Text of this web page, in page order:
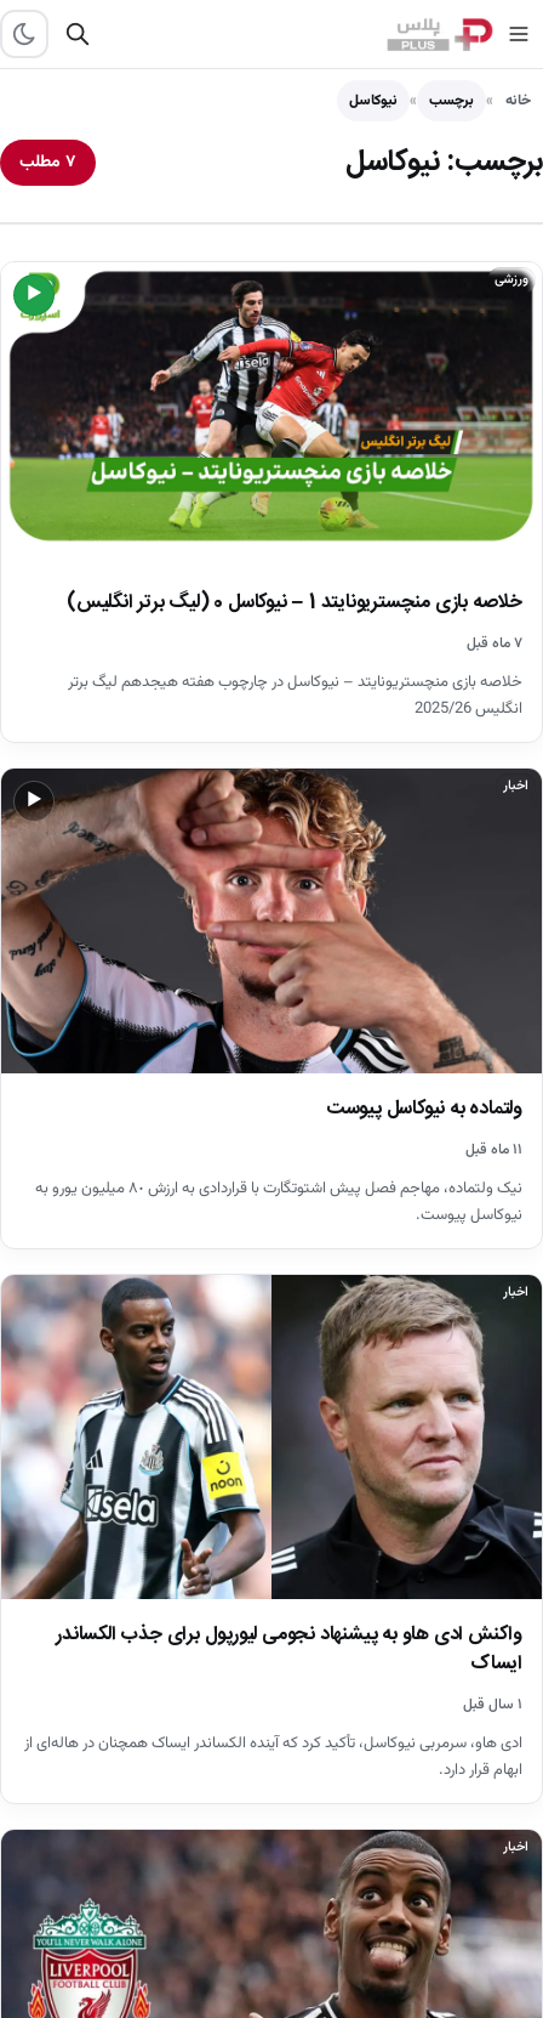
خانه برچسب نیوکاسل
برچسب:نیوکاسل ۷ مطلب
▶
ورزشی
خلاصه بازی منچستریونایتد 1 – نیوکاسل 0 (لیگ برتر انگلیس)
۷ ماه قبل
خلاصه بازی منچستریونایتد – نیوکاسل در چارچوب هفته هیجدهم لیگ برتر
انگلیس 2025/26
▶
اخبار
ولتماده به نیوکاسل پیوست
۱۱ ماه قبل
نیک ولتماده، مهاجم فصل پیش اشتوتگارت با قراردادی به ارزش ٨٠ میلیون یورو به
نیوکاسل پیوست.
اخبار
واکنش ادی هاو به پیشنهاد نجومی لیورپول برای جذب الکساندر
ایساک
۱ سال قبل
ادی هاو، سرمربی نیوکاسل، تأکید کرد که آینده الکساندر ایساک همچنان در هاله‌ای از
ابهام قرار دارد.
اخبار